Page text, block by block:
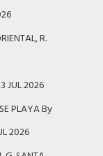
R.
JUL 2026
PLAYA By
2026